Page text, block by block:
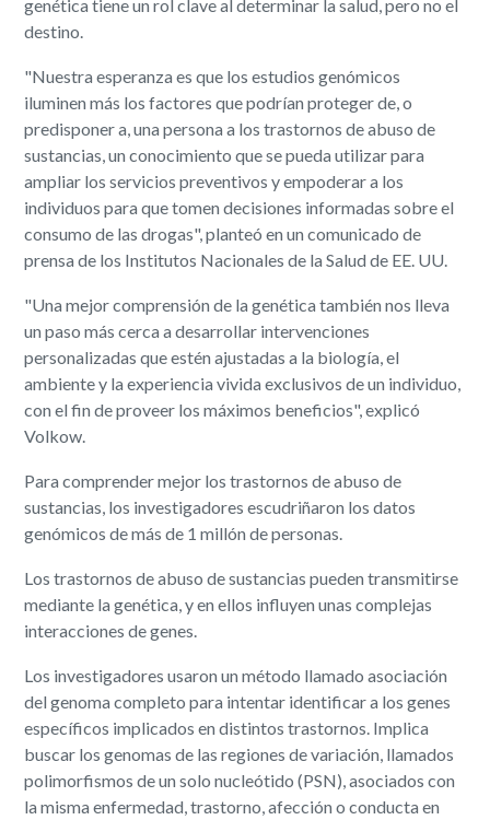
genética tiene un rol clave al determinar la salud, pero no el
destino.
"Nuestra esperanza es que los estudios genómicos
iluminen más los factores que podrían proteger de, o
predisponer a, una persona a los trastornos de abuso de
sustancias, un conocimiento que se pueda utilizar para
ampliar los servicios preventivos y empoderar a los
individuos para que tomen decisiones informadas sobre el
consumo de las drogas", planteó en un comunicado de
prensa de los Institutos Nacionales de la Salud de EE. UU.
"Una mejor comprensión de la genética también nos lleva
un paso más cerca a desarrollar intervenciones
personalizadas que estén ajustadas a la biología, el
ambiente y la experiencia vivida exclusivos de un individuo,
con el fin de proveer los máximos beneficios", explicó
Volkow.
Para comprender mejor los trastornos de abuso de
sustancias, los investigadores escudriñaron los datos
genómicos de más de 1 millón de personas.
Los trastornos de abuso de sustancias pueden transmitirse
mediante la genética, y en ellos influyen unas complejas
interacciones de genes.
Los investigadores usaron un método llamado asociación
del genoma completo para intentar identificar a los genes
específicos implicados en distintos trastornos. Implica
buscar los genomas de las regiones de variación, llamados
polimorfismos de un solo nucleótido (PSN), asociados con
la misma enfermedad, trastorno, afección o conducta en